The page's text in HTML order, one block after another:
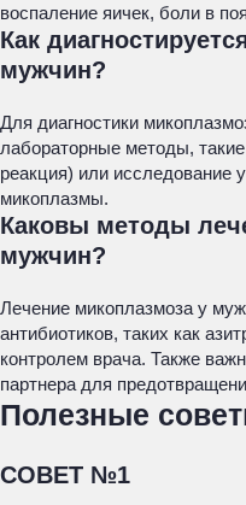
воспаление яичек, боли в
Как
мужчин?
Для диагностики
лабораторные методы,
реакция) или исследование
микоплазмы.
Каковы методы
мужчин?
Лечение микоплазмоза у
антибиотиков, таких как
контролем врача. Также
партнера для
Полезные
СОВЕТ №1